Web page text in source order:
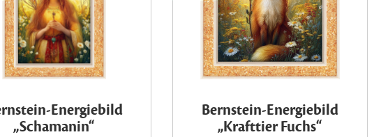
Energiebild
„Schamanin“
Bernstein-Energiebild
„Krafttier Fuchs“